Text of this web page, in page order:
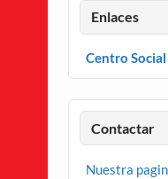
Enlaces
Centro
Contactar
Nuestra